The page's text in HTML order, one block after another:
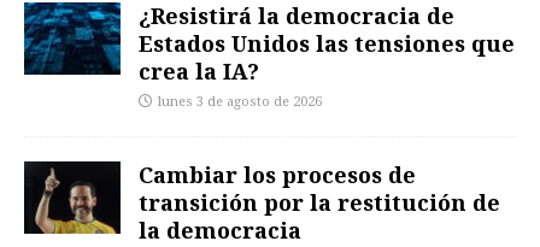
¿Resistirá la democracia de
Estados Unidos las tensiones que
crea la IA?
lunes 3 de agosto de 2026
Cambiar los procesos de
transición por la restitución de
la democracia